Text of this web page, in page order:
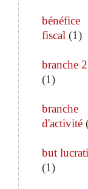
bénéfice
fiscal (1)
branche
(1)
branche
d'activité
but
(1)